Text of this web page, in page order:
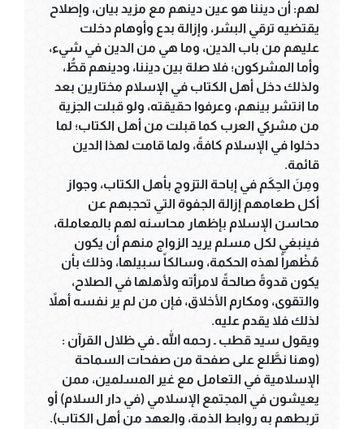
لهم: أن ديننا هو عين دينهم مع مزيد بيان، وإصلاح
يقتضيه ترقي البشر، وإزالة بدع وأوهام دخلت
عليهم من باب الدين، وما هي من الدين في شيء،
وأما المشركون؛ فلا صلة بين ديننا، ودينهم قطُّ،
ولذلك دخل أهل الكتاب في الإسلام مختارين بعد
ما انتشر بينهم، وعرفوا حقيقته، ولو قبلت الجزية
من مشركي العرب كما قبلت من أهل الكتاب؛ لما
دخلوا في الإسلام كافةً، ولما قامت لهذا الدين
قائمة.
ومِنَ الحِكَم في إباحة التزوج بأهل الكتاب، وجواز
أكل طعامهم إزالة الجفوة التي تحجبهم عن
محاسن الإسلام بإظهار محاسنه لهم بالمعاملة،
فينبغي لكل مسلم يريد الزواج منهم أن يكون
مُظْهراً لهذه الحكمة، وسالكاً سبيلها، وذلك بأن
يكون قدوةً صالحةً لامرأته ولأهلها في الصلاح،
والتقوى، ومكارم الأخلاق، فإن من لم ير نفسه أهلاً
لذلك فلا يقدم عليه.
ويقول سيد قطب ـ رحمه الله ـ في ظلال القرآن :
(وهنا نطَّلع على صفحة من صفحات السماحة
الإسلامية في التعامل مع غير المسلمين، ممن
يعيشون في المجتمع الإسلامي (في دار السلام) أو
تربطهم به روابط الذمة، والعهد من أهل الكتاب).